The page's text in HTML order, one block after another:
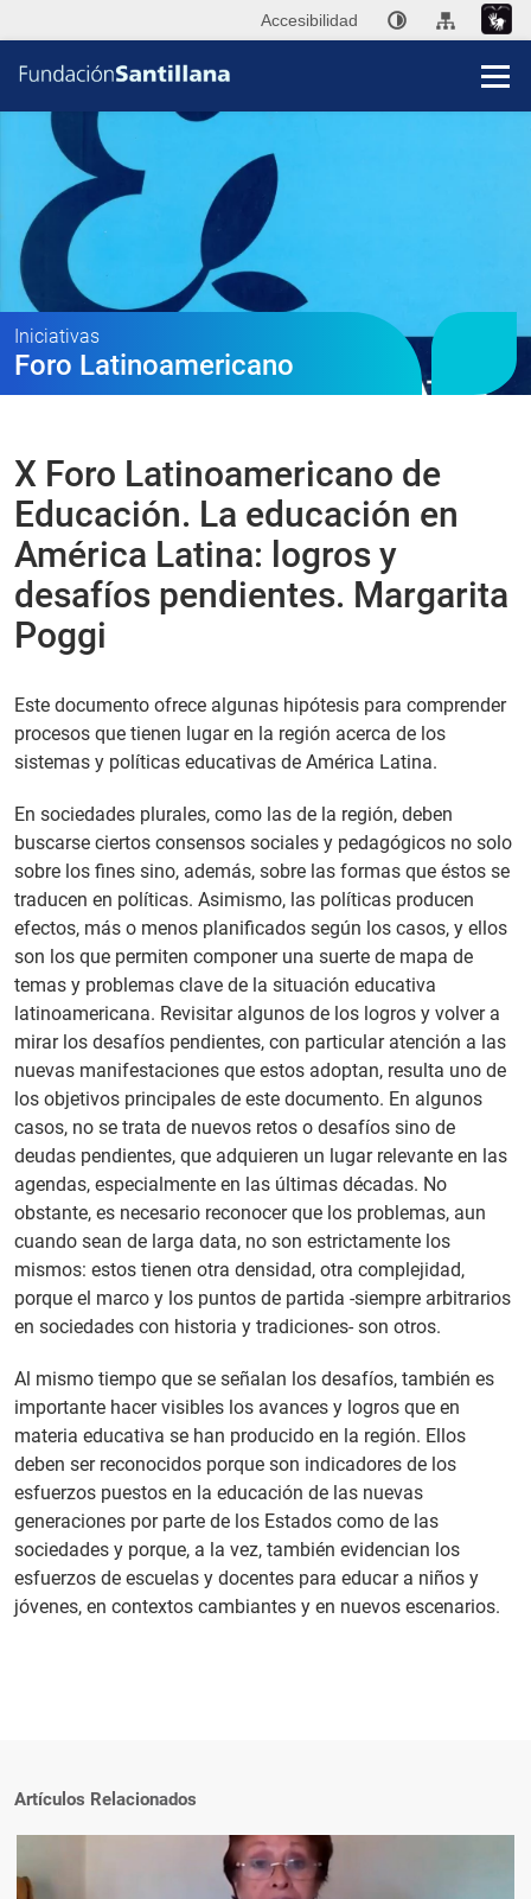
Accesibilidad
Iniciativas
Foro Latinoamericano
X Foro Latinoamericano de
Educación. La educación en
América Latina: logros y
desafíos pendientes. Margarita
Poggi
Este documento ofrece algunas hipótesis para comprender
procesos que tienen lugar en la región acerca de los
sistemas y políticas educativas de América Latina.
En sociedades plurales, como las de la región, deben
buscarse ciertos consensos sociales y pedagógicos no solo
sobre los fines sino, además, sobre las formas que éstos se
traducen en políticas. Asimismo, las políticas producen
efectos, más o menos planificados según los casos, y ellos
son los que permiten componer una suerte de mapa de
temas y problemas clave de la situación educativa
latinoamericana. Revisitar algunos de los logros y volver a
mirar los desafíos pendientes, con particular atención a las
nuevas manifestaciones que estos adoptan, resulta uno de
los objetivos principales de este documento. En algunos
casos, no se trata de nuevos retos o desafíos sino de
deudas pendientes, que adquieren un lugar relevante en las
agendas, especialmente en las últimas décadas. No
obstante, es necesario reconocer que los problemas, aun
cuando sean de larga data, no son estrictamente los
mismos: estos tienen otra densidad, otra complejidad,
porque el marco y los puntos de partida -siempre arbitrarios
en sociedades con historia y tradiciones- son otros.
Al mismo tiempo que se señalan los desafíos, también es
importante hacer visibles los avances y logros que en
materia educativa se han producido en la región. Ellos
deben ser reconocidos porque son indicadores de los
esfuerzos puestos en la educación de las nuevas
generaciones por parte de los Estados como de las
sociedades y porque, a la vez, también evidencian los
esfuerzos de escuelas y docentes para educar a niños y
jóvenes, en contextos cambiantes y en nuevos escenarios.
Artículos Relacionados